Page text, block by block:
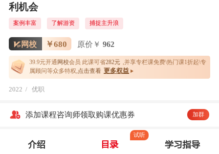
利机会
案例丰富 了解游资 捕捉主升浪
网校 ￥680 原价￥ 962
39.9元开通网校会员 此课可省282元 ,并享专栏课免费\热门课1折起\专
属顾问等众多特权 ,点击查看 更多权益
2022 / 优职
添加课程咨询师领取购课优惠券 加群
介绍 目录
试听
学习指导